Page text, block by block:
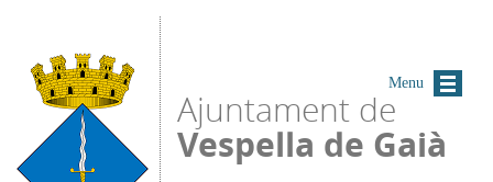
Ajuntament de
Vespella de Gaià
Menu